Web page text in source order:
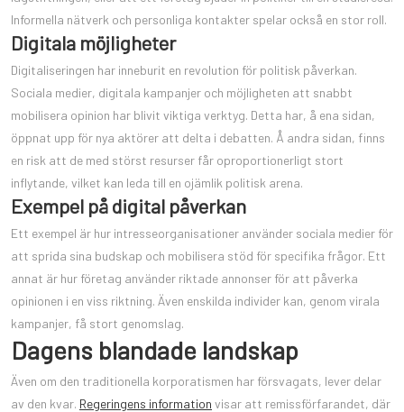
Informella nätverk och personliga kontakter spelar också en stor roll.
Digitala möjligheter
Digitaliseringen har inneburit en revolution för politisk påverkan.
Sociala medier, digitala kampanjer och möjligheten att snabbt
mobilisera opinion har blivit viktiga verktyg. Detta har, å ena sidan,
öppnat upp för nya aktörer att delta i debatten. Å andra sidan, finns
en risk att de med störst resurser får oproportionerligt stort
inflytande, vilket kan leda till en ojämlik politisk arena.
Exempel på digital påverkan
Ett exempel är hur intresseorganisationer använder sociala medier för
att sprida sina budskap och mobilisera stöd för specifika frågor. Ett
annat är hur företag använder riktade annonser för att påverka
opinionen i en viss riktning. Även enskilda individer kan, genom virala
kampanjer, få stort genomslag.
Dagens blandade landskap
Även om den traditionella korporatismen har försvagats, lever delar
av den kvar. Regeringens information visar att remissförfarandet, där